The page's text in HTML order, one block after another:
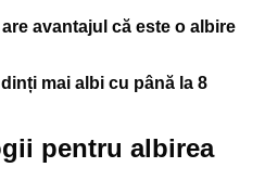
avantajul că este o albire
mai albi cu până la 8
pentru albirea